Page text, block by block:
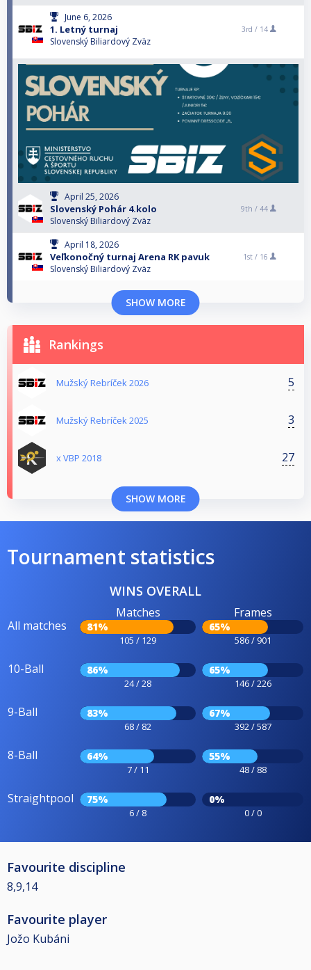
June 6, 2026
1. Letný turnaj
Slovenský Biliardový Zväz
3rd / 14
April 25, 2026
Slovenský Pohár 4.kolo
Slovenský Biliardový Zväz
9th / 44
April 18, 2026
Veľkonočný turnaj Arena RK pavuk
Slovenský Biliardový Zväz
1st / 16
SHOW MORE
Rankings
Mužský Rebríček 2026 5
Mužský Rebríček 2025 3
x VBP 2018 27
SHOW MORE
Tournament statistics
WINS OVERALL
All matches
Matches
81%
105 / 129
Frames
65%
586 / 901
10-Ball 86%
24 / 28
65%
146 / 226
9-Ball 83%
68 / 82
67%
392 / 587
8-Ball 64%
7 / 11
55%
48 / 88
Straightpool 75%
6 / 8
0%
0 / 0
Favourite discipline
8,9,14
Favourite player
Jožo Kubáni